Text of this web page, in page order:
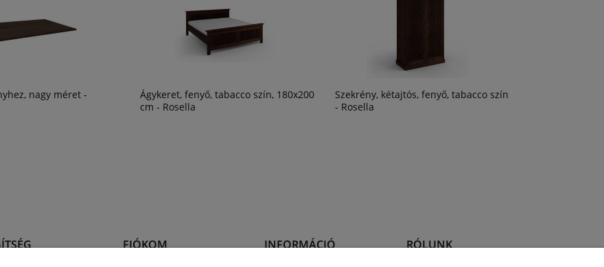
nagy méret -
Ágykeret, fenyő, tabacco szín, 180x200
cm - Rosella
Szekrény, kétajtós, fenyő, tabacco szín
- Rosella
FIÓKOM INFORMÁCIÓ RÓLUNK